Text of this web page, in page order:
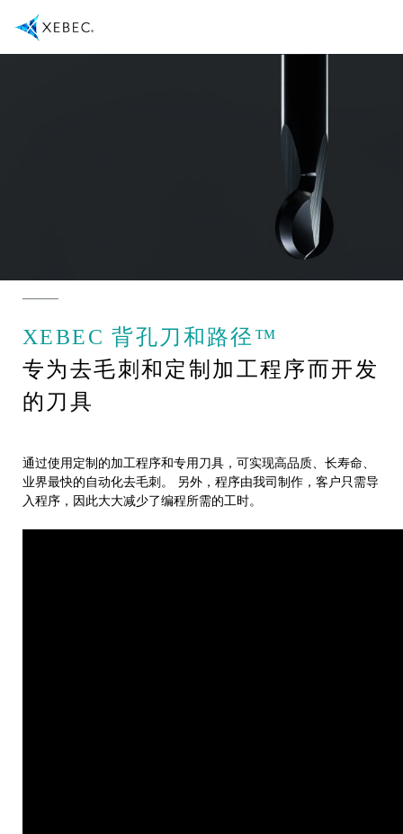
XEBEC 背孔刀和路径™
专为去毛刺和定制加工程序而开发
的刀具
通过使用定制的加工程序和专用刀具，可实现高品质、长寿命、
业界最快的自动化去毛刺。 另外，程序由我司制作，客户只需导
入程序，因此大大减少了编程所需的工时。